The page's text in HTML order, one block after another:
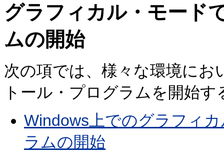
グラフィカル・モード
ムの開始
次の項では、様々な環境に
トール・プログラムを開始
Windows上でのグラフィ
ラムの開始